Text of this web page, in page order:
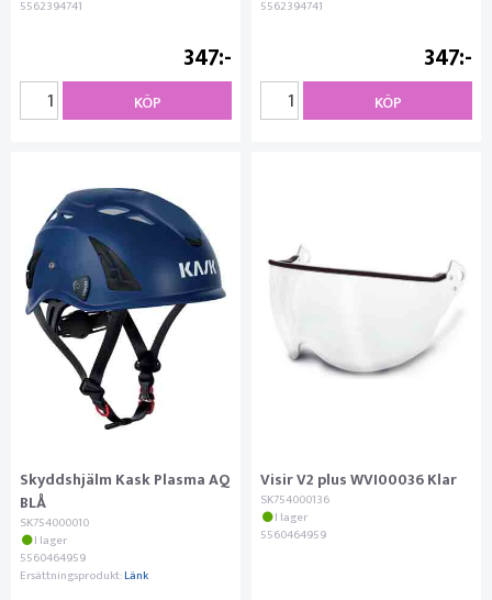
5562394741
347
KÖP
5562394741
347
KÖP
Skyddshjälm Kask Plasma AQ
BLÅ
SK754000010
I lager
5560464959
Ersättningsprodukt:Länk
Visir V2 plus WVI00036 Klar
SK754000136
I lager
5560464959